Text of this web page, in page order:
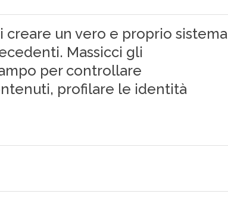
creare un vero e proprio sistema
Massicci gli
per controllare
profilare le identità